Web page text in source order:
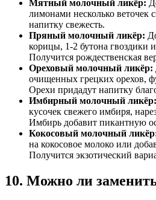
Мятный молочный ликёр:
лимонами несколько веточек
напитку свежесть.
Пряный молочный ликёр:
корицы, 1-2 бутона гвоздики
Получится рождественская
Ореховый молочный ликёр:
очищенных грецких орехов,
Орехи придадут напитку
Имбирный молочный ликёр:
кусочек свежего имбиря,
Имбирь добавит пикантную
Кокосовый молочный
на кокосовое молоко или
Получится экзотический
10. Можно ли